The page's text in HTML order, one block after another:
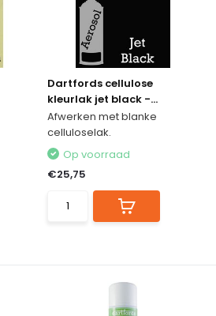
Dartfords cellulose
kleurlak jet black -...
Afwerken met blanke
celluloselak.
Op voorraad
€25,75